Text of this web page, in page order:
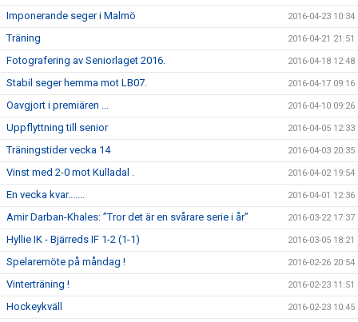
Imponerande seger i Malmö 2016-04-23 10:34
Träning 2016-04-21 21:51
Fotografering av Seniorlaget 2016. 2016-04-18 12:48
Stabil seger hemma mot LB07. 2016-04-17 09:16
Oavgjort i premiären ... 2016-04-10 09:26
Uppflyttning till senior 2016-04-05 12:33
Träningstider vecka 14 2016-04-03 20:35
Vinst med 2-0 mot Kulladal . 2016-04-02 19:54
En vecka kvar....... 2016-04-01 12:36
Amir Darban-Khales: ”Tror det är en svårare serie i år” 2016-03-22 17:37
Hyllie IK - Bjärreds IF 1-2 (1-1) 2016-03-05 18:21
Spelaremöte på måndag ! 2016-02-26 20:54
Vinterträning ! 2016-02-23 11:51
Hockeykväll 2016-02-23 10:45